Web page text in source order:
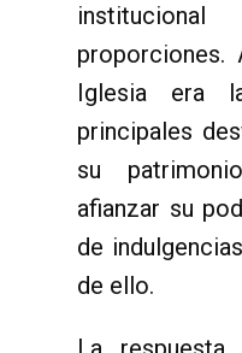
proporciones.
Iglesia era
principales
su
afianzar su
de
de ello.